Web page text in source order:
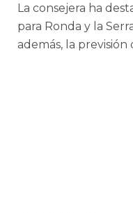
La consejera ha
para Ronda y la
además, la